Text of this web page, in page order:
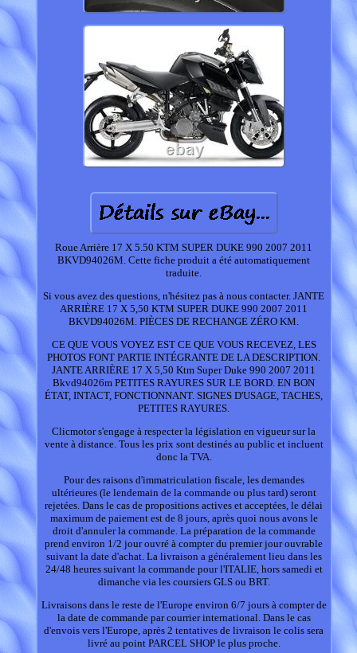
Roue Arrière 17 X 5.50 KTM SUPER DUKE 990 2007 2011
BKVD94026M. Cette fiche produit a été automatiquement
traduite.
Si vous avez des questions, n'hésitez pas à nous contacter. JANTE
ARRIÈRE 17 X 5,50 KTM SUPER DUKE 990 2007 2011
BKVD94026M. PIÈCES DE RECHANGE ZÉRO KM.
CE QUE VOUS VOYEZ EST CE QUE VOUS RECEVEZ, LES
PHOTOS FONT PARTIE INTÉGRANTE DE LA DESCRIPTION.
JANTE ARRIÈRE 17 X 5,50 Ktm Super Duke 990 2007 2011
Bkvd94026m PETITES RAYURES SUR LE BORD. EN BON
ÉTAT, INTACT, FONCTIONNANT. SIGNES D'USAGE, TACHES,
PETITES RAYURES.
Clicmotor s'engage à respecter la législation en vigueur sur la
vente à distance. Tous les prix sont destinés au public et incluent
donc la TVA.
Pour des raisons d'immatriculation fiscale, les demandes
ultérieures (le lendemain de la commande ou plus tard) seront
rejetées. Dans le cas de propositions actives et acceptées, le délai
maximum de paiement est de 8 jours, après quoi nous avons le
droit d'annuler la commande. La préparation de la commande
prend environ 1/2 jour ouvré à compter du premier jour ouvrable
suivant la date d'achat. La livraison a généralement lieu dans les
24/48 heures suivant la commande pour l'ITALIE, hors samedi et
dimanche via les coursiers GLS ou BRT.
Livraisons dans le reste de l'Europe environ 6/7 jours à compter de
la date de commande par courrier international. Dans le cas
d'envois vers l'Europe, après 2 tentatives de livraison le colis sera
livré au point PARCEL SHOP le plus proche.